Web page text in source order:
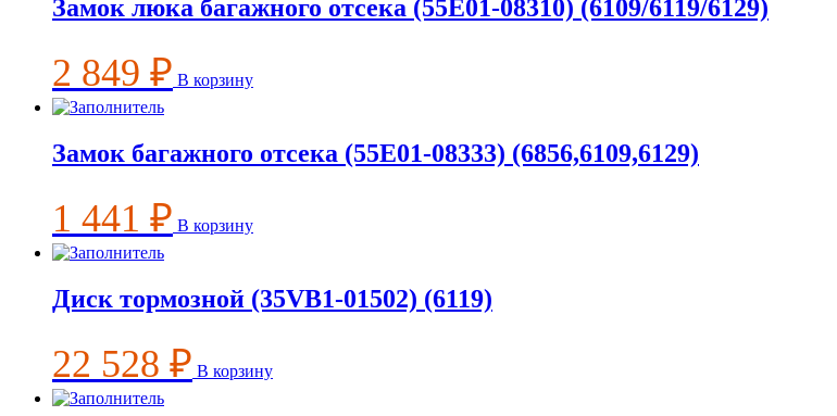
Замок люка багажного отсека (55E01-08310) (6109/6119/6129)
2 849 ₽ В корзину
Замок багажного отсека (55E01-08333) (6856,6109,6129)
1 441 ₽ В корзину
Диск тормозной (35VB1-01502) (6119)
22 528 ₽ В корзину